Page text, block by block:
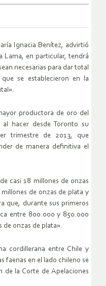
Ignacia Benítez, advirtió
Lama, en particular, tendrá
necesarias para dar total
se establecieron en la
productora de oro del
hacer desde Toronto su
trimestre de 2013, que
de manera definitiva el
casi 18 millones de onzas
de onzas de plata y
que, durante sus primeros
entre 800.000 y 850.000
de onzas de plata».
cordillerana entre Chile y
faenas en el lado chileno se
de la Corte de Apelaciones